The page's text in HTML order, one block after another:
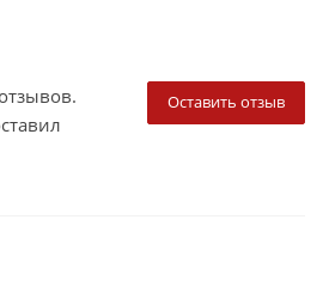
Оставить отзыв